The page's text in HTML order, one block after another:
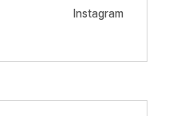
Instagram